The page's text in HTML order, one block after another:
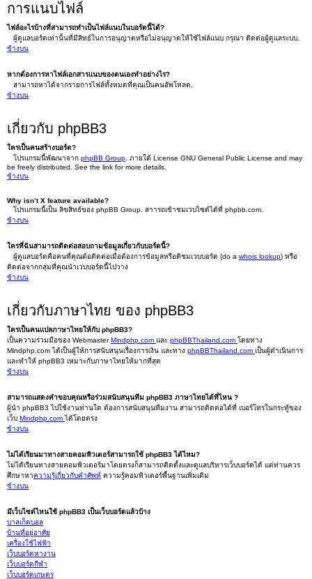
การแนบไฟล์
ไฟล์อะไรบ้างที่สามารถทำเป็นไฟล์แนบในบอร์ดนี้ได้?
ผู้ดูแลบอร์ดเท่านั้นที่มีสิทธ์ในการอนุญาตหรือไม่อนุญาตให้ใช้ไฟล์แนบ กรุณา ติดต่อผู้ดูแลระบบ.
ข้างบน
หากต้องการหาไฟล์เอกสารแนบของตนเองทำอย่างไร?
สามารถหาได้จากรายการไฟล์ทั้งหมดที่คุณเป็นคนอัพโหลด,
ข้างบน
เกี่ยวกับ phpBB3
ใครเป็นคนสร้างบอร์ด?
โปรแกรมนี้พัฒนาจาก phpBB Group . ภายใต้ License GNU General Public License and may
be freely distributed. See the link for more details.
ข้างบน
Why isn’t X feature available?
โปรแกรมนี้เป็น ลิขสิทธ์ของ phpBB Group. สาารถเข้าชมเวบไซต์ได้ที่ phpbb.com.
ข้างบน
ใครที่ฉันสามารถติดต่อสอบถามข้อมูลเกี่ยวกับบอร์ดนี้?
ผู้ดูแลบอร์ดคือคนที่คุณต้อติดต่อเมื่อต้องการข้อมูลหรือติชมเวบบอร์ด (do a whois lookup) หรือ
ติดต่อจากกลุ่มที่คุณนำเวบบอร์ดนี้ไปวาง
ข้างบน
เกี่ยวกับภาษาไทย ของ phpBB3
ใครเป็นคนแปลภาษาไทยให้กับ phpBB3?
เป็นความร่วมมือของ WebmasterMindphp.com และ phpBBThailand.com โดยทาง
Mindphp.com ได้เป็นผู้ให้การสนับสนุนเรื่องการเงิน และทาง phpBBThailand.com เป็นผู้ดำเนินการ
และทำให้ phpBB3 เหมาะกับภาษาไทยให้มากที่สุด
ข้างบน
สามารถแสดงคำขอบคุณหรือร่วมสนับสนุนทีม phpBB3 ภาษาไทยได้ที่ไหน ?
ผู้นำ phpBB3 ไปใช้งานท่านใด ต้องการสนับสนุนทีมงาน สามารถติดต่อได้ที่ เบอร์โทรในกระทู้ของ
เว็บ Mindphp.comได้โดยตรง
ข้างบน
ไม่ได้เรียนมาทางสายคอมพิวเตอร์สามารถใช้ phpBB3 ได้ไหม?
ไม่ได้เรียนทางสายคอมพิวเตอร์มาโดยตรงก็สามารถติดตั้งและดูแลบริหารเว็บบอร์ดได้ แต่ท่านควร
ศึกษาหาความรู้เกี่ยวกับคำศัพท์ ความรู้คอมพิวเตอร์พื้นฐานเพิ่มเติม
ข้างบน
มีเว็บไซต์ไหนใช้ phpBB3 เป็นเว็บบอร์ดแล้วบ้าง
บาลเก็ตบอล
บ้านที่อยู่อาศัย
เครื่องใช้ไฟฟ้า
เว็บบอร์ดหางาน
เว็บบอร์ดกีฬา
เว็บบอร์ดเกษตร